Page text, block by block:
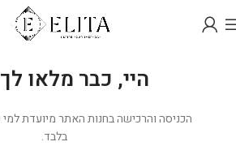
היי, כבר מלאו לך 18?
בלבד.